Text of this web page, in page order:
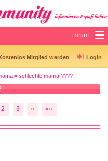
Forum
Mitglied werden Login
= schlechte mama ????
2 3 » »»